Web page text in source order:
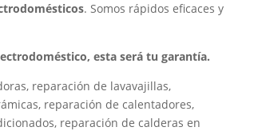
. Somos rápidos eficaces y
esta será tu garantía.
reparación de lavavajillas,
reparación de calentadores,
reparación de calderas en